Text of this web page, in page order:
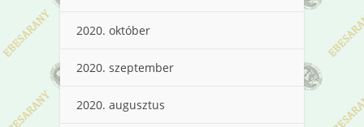
2020. október
2020. szeptember
2020. augusztus